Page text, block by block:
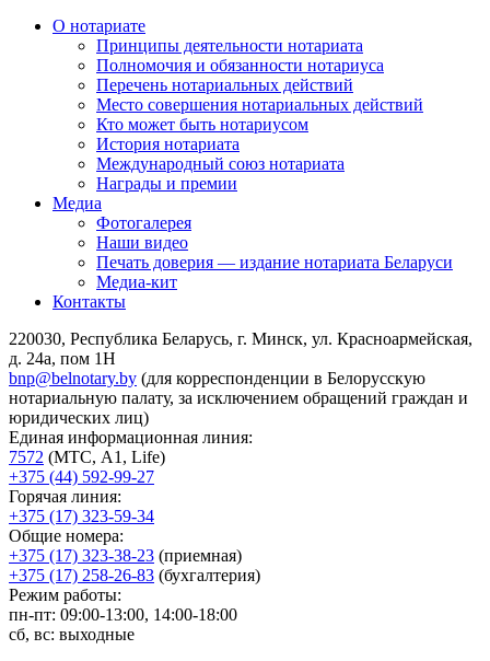
О нотариате
Принципы деятельности нотариата
Полномочия и обязанности нотариуса
Перечень нотариальных действий
Место совершения нотариальных действий
Кто может быть нотариусом
История нотариата
Международный союз нотариата
Награды и премии
Медиа
Фотогалерея
Наши видео
Печать доверия — издание нотариата Беларуси
Медиа-кит
Контакты
220030, Республика Беларусь, г. Минск, ул. Красноармейская,
д. 24а, пом 1Н
bnp@belnotary.by (для корреспонденции в Белорусскую
нотариальную палату, за исключением обращений граждан и
юридических лиц)
Единая информационная линия:
7572 (МТС, A1, Life)
+375 (44) 592-99-27
Горячая линия:
+375 (17) 323-59-34
Общие номера:
+375 (17) 323-38-23 (приемная)
+375 (17) 258-26-83 (бухгалтерия)
Режим работы:
пн-пт: 09:00-13:00, 14:00-18:00
сб, вс: выходные